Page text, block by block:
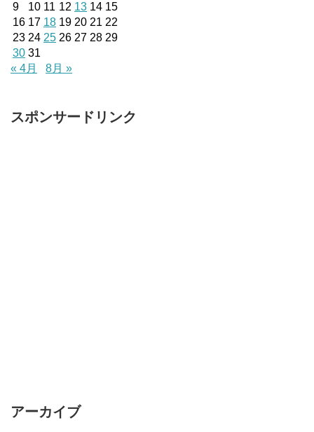
9
10 11 12 13 14 15
16 17 18 19 20 21 22
23 24 25 26 27 28 29
30 31
« 4月
8月 »
スポンサードリンク
アーカイブ